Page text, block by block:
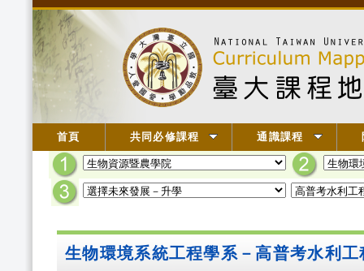
首頁 共同必修課程 通識課程
生物環境系統工程學系－高普考水利工